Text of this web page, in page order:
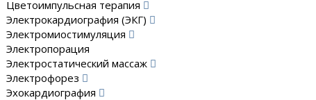
Цветоимпульсная терапия
Электрокардиография (ЭКГ)
Электромиостимуляция
Электропорация
Электростатический массаж
Электрофорез
Эхокардиография